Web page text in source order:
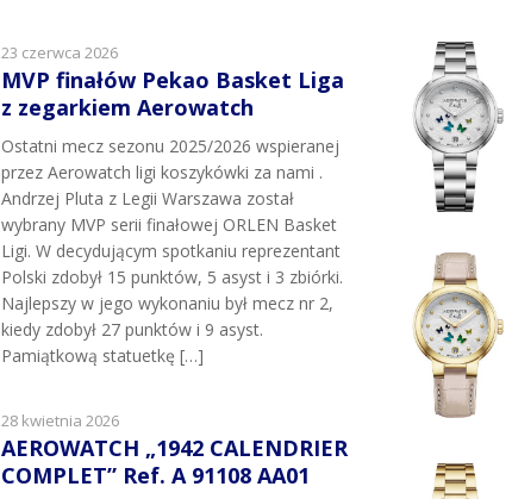
23 czerwca 2026
MVP finałów Pekao Basket Liga
z zegarkiem Aerowatch
Ostatni mecz sezonu 2025/2026 wspieranej
przez Aerowatch ligi koszykówki za nami .
Andrzej Pluta z Legii Warszawa został
wybrany MVP serii finałowej ORLEN Basket
Ligi. W decydującym spotkaniu reprezentant
Polski zdobył 15 punktów, 5 asyst i 3 zbiórki.
Najlepszy w jego wykonaniu był mecz nr 2,
kiedy zdobył 27 punktów i 9 asyst.
Pamiątkową statuetkę […]
28 kwietnia 2026
AEROWATCH „1942 CALENDRIER
COMPLET” Ref. A 91108 AA01